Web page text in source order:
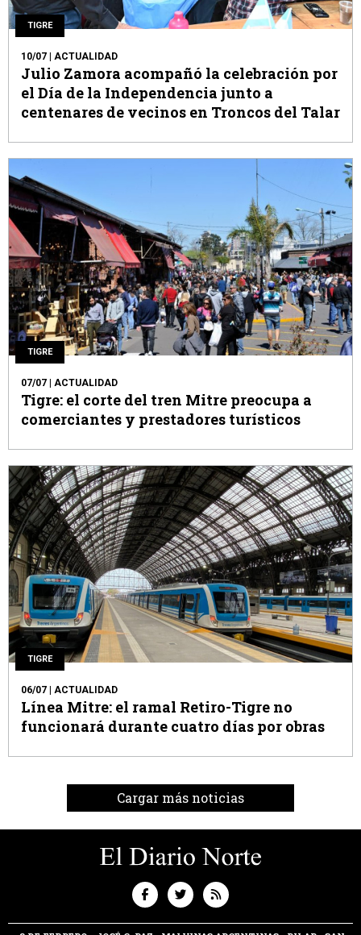
TIGRE
10/07 | ACTUALIDAD
Julio Zamora acompañó la celebración por
el Día de la Independencia junto a
centenares de vecinos en Troncos del Talar
TIGRE
07/07 | ACTUALIDAD
Tigre: el corte del tren Mitre preocupa a
comerciantes y prestadores turísticos
TIGRE
06/07 | ACTUALIDAD
Línea Mitre: el ramal Retiro-Tigre no
funcionará durante cuatro días por obras
Cargar más noticias